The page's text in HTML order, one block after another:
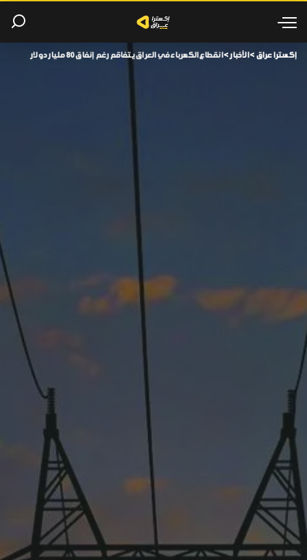
إكسترا عراق >الأخبار>انقطاع الكهرباء في العراق يتفاقم رغم إنفاق 80 مليار دولار